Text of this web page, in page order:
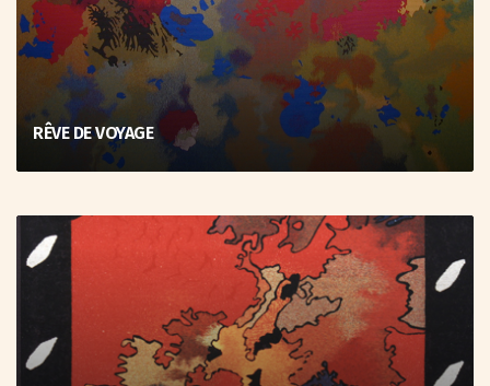
RÊVE DE VOYAGE